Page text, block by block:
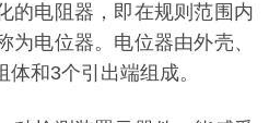
的电阻器，即在规则范围内
为电位器。电位器由外壳、
和3个引出端组成。